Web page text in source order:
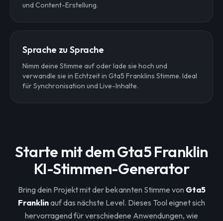
und Content-Erstellung.
Sprache zu Sprache
Nimm deine Stimme auf oder lade sie hoch und
verwandle sie in Echtzeit in Gta5 Franklins Stimme. Ideal
für Synchronisation und Live-Inhalte.
Starte mit dem Gta5 Franklin
KI-Stimmen-Generator
Bring dein Projekt mit der bekannten Stimme von Gta5
Franklinauf das nächste Level. Dieses Tool eignet sich
hervorragend für verschiedene Anwendungen, wie